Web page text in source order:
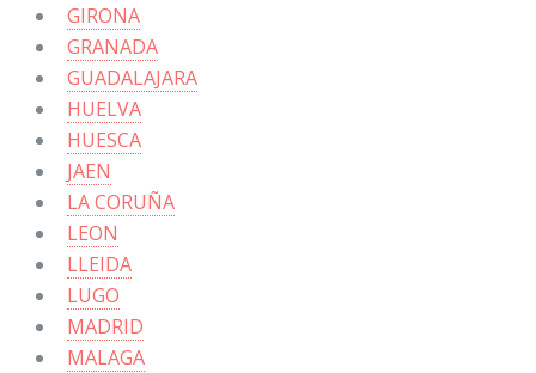
GIRONA
GRANADA
GUADALAJARA
HUELVA
HUESCA
JAEN
LA CORUÑA
LEON
LLEIDA
LUGO
MADRID
MALAGA